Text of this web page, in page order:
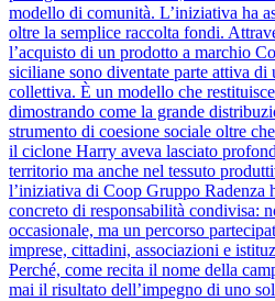
modello di comunità. L’iniziativa ha
oltre la semplice raccolta fondi.
l’acquisto di un prodotto a marchio
siciliane sono diventate parte attiva
collettiva. È un modello che
dimostrando come la grande
strumento di coesione sociale oltre
il ciclone Harry aveva lasciato
territorio ma anche nel tessuto
l’iniziativa di Coop Gruppo Radenza
concreto di responsabilità condivisa:
occasionale, ma un percorso
imprese, cittadini, associazioni e
Perché, come recita il nome della
mai il risultato dell’impegno di uno